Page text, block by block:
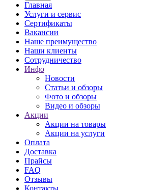
Главная
Услуги и сервис
Сертификаты
Вакансии
Наше преимущество
Наши клиенты
Сотрудничество
Инфо
Новости
Статьи и обзоры
Фото и обзоры
Видео и обзоры
Акции
Акции на товары
Акции на услуги
Оплата
Доставка
Прайсы
FAQ
Отзывы
Контакты